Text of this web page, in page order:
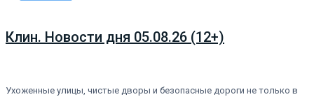
Клин. Новости дня 05.08.26 (12+)
Ухоженные улицы, чистые дворы и безопасные дороги не только в